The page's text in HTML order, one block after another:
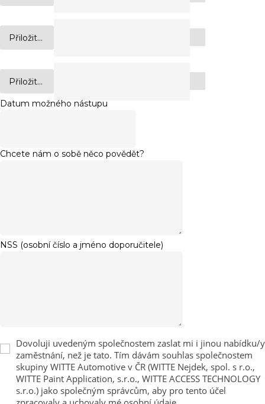
Přiložit...
Přiložit...
Datum možného nástupu
Chcete nám o sobě něco povědět?
NSS (osobní číslo a jméno doporučitele)
Dovoluji uvedeným společnostem zaslat mi i jinou nabídku/y
zaměstnání, než je tato. Tím dávám souhlas společnostem
skupiny WITTE Automotive v ČR (WITTE Nejdek, spol. s r.o.,
WITTE Paint Application, s.r.o., WITTE ACCESS TECHNOLOGY
s.r.o.) jako společným správcům, aby pro tento účel